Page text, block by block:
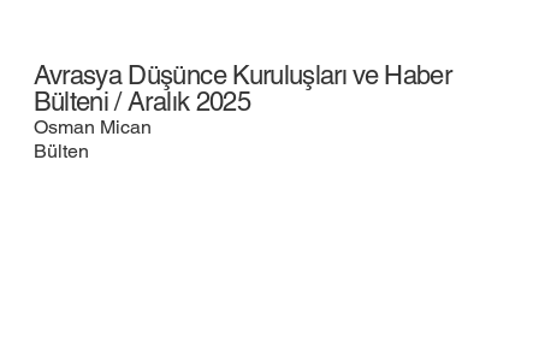
Avrasya Düşünce Kuruluşları ve Haber
Bülteni / Aralık 2025
Osman Mican
Bülten